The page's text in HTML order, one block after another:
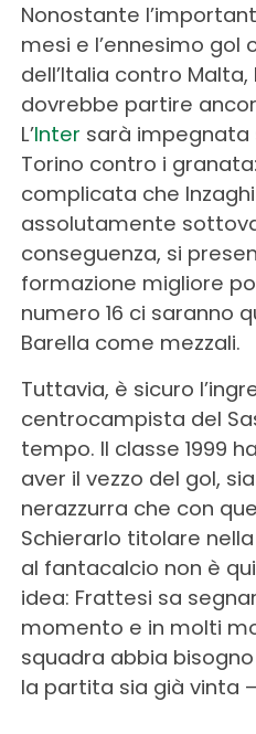
Nonostante
mesi e l’ennesimo gol
dell’Italia contro
dovrebbe partire
L’Inter sarà impegnata
Torino contro i
complicata che
assolutamente
conseguenza, si
formazione migliore
numero 16 ci saranno
Barella come mezzali.
Tuttavia, è sicuro
centrocampista del
tempo. Il classe 1999
aver il vezzo del gol,
nerazzurra che con
Schierarlo titolare
al fantacalcio non è
idea: Frattesi sa
momento e in molti
squadra abbia
la partita sia già vinta